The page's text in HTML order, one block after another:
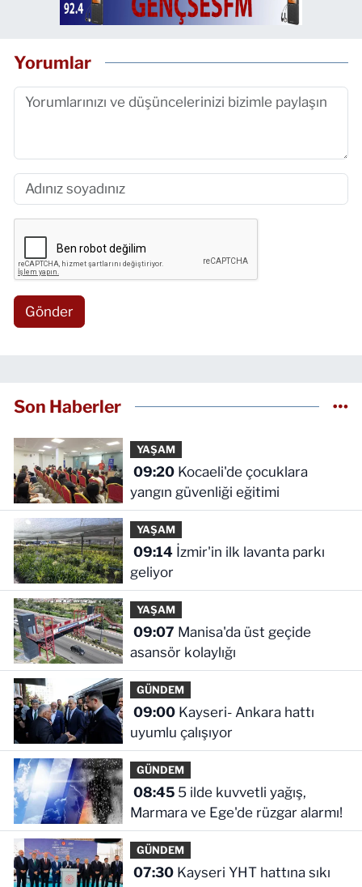
Yorumlar
Gönder
Son Haberler
YAŞAM
09:20Kocaeli'de çocuklara
yangın güvenliği eğitimi
YAŞAM
09:14İzmir'in ilk lavanta parkı
geliyor
YAŞAM
09:07
asansör kolaylığı
GÜNDEM
09:00Kayseri- Ankara hattı
uyumlu çalışıyor
GÜNDEM
08:455 ilde kuvvetli yağış,
Marmara ve Ege'de rüzgar alarmı!
GÜNDEM
07:30Kayseri YHT hattına sıkı